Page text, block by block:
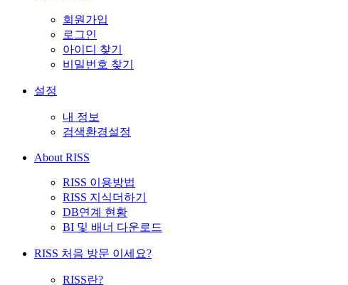
회원가입
로그인
아이디 찾기
비밀번호 찾기
설정
내 정보
검색환경설정
About RISS
RISS 이용방법
RISS 지식더하기
DB연계 현황
BI 및 배너 다운로드
RISS 처음 방문 이세요?
RISS란?